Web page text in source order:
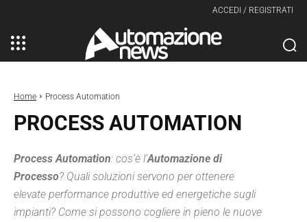
ACCEDI / REGISTRATI
Home Process Automation
PROCESS AUTOMATION
Process Automation: cos’è l’Automazione di
Processo? Quali soluzioni servono per ottenere
elevate performance produttive ed energetiche sugli
impianti? Come si possono cogliere in pieno le nuove